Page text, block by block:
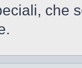
che